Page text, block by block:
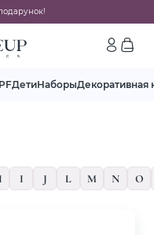
ДетиНаборыДекоративная
I J L M N O